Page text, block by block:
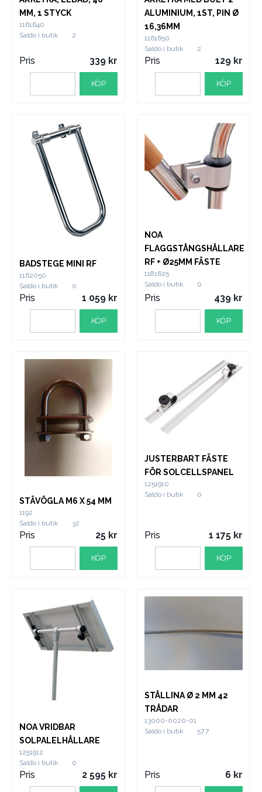
MM, 1 STYCK
1161640
Saldo i butik
2
Pris 339
KÖP
ALUMINIUM, 1ST, PIN Ø
16,36MM
1161650
Saldo i butik
2
Pris 129
KÖP
BADSTEGE MINI RF
1162050
Saldo i butik
0
Pris 1 059
KÖP
NOA
FLAGGSTÅNGSHÅLLARE
RF + Ø25MM FÄSTE
1181625
Saldo i butik
0
Pris 439
KÖP
STÄVÖGLA M6 X 54 MM
1192
Saldo i butik
32
Pris 25
KÖP
JUSTERBART FÄSTE
FÖR SOLCELLSPANEL
1251910
Saldo i butik
0
Pris 1 175
KÖP
NOA VRIDBAR
SOLPALELHÅLLARE
1251912
Saldo i butik
0
Pris 2 595
STÅLLINA Ø 2 MM 42
TRÅDAR
13000-0020-01
Saldo i butik
57.7
Pris 6